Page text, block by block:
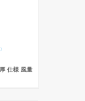
仕様 風量